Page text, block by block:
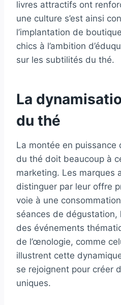
livres attractifs ont
une culture s’est ainsi
l’implantation de
chics à l’ambition
sur les subtilités du thé.
La
du thé
La montée en puissance
du thé doit beaucoup à
marketing. Les marques
distinguer par leur offre
voie à une
séances de dégustation,
des événements
de l’œnologie, comme
illustrent cette
se rejoignent pour créer
uniques.